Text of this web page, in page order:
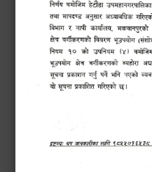
आ.व. २०८२।८३ को चौथो
सूचनाको हक सम्बन्धी ऐन,
आ.व. २०८२।८३ को तेस्रो
सूचनाको हक सम्बन्धी ऐन,
आ.व. २०८२।८३ को दोस्रो
सूचनाको हक सम्बन्धी ऐन,